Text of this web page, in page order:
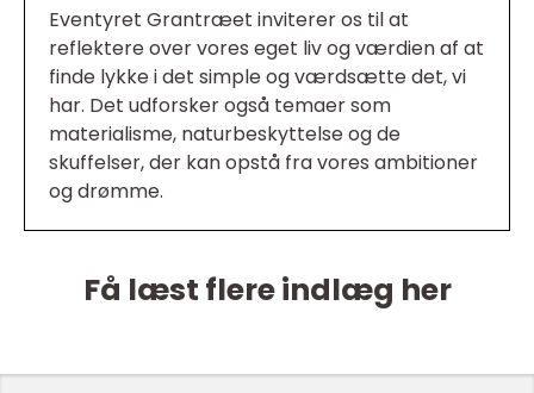
Eventyret Grantræet inviterer os til at
reflektere over vores eget liv og værdien af at
finde lykke i det simple og værdsætte det, vi
har. Det udforsker også temaer som
materialisme, naturbeskyttelse og de
skuffelser, der kan opstå fra vores ambitioner
og drømme.
Få læst flere indlæg her